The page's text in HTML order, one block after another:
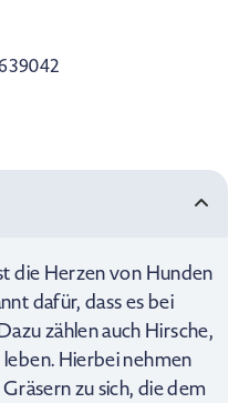
die Herzen von Hunden
dafür, dass es bei
zählen auch Hirsche,
Hierbei nehmen
zu sich, die dem